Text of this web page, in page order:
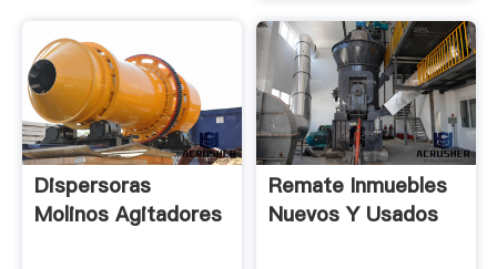
Dispersoras
Molinos Agitadores
Remate Inmuebles
Nuevos Y Usados